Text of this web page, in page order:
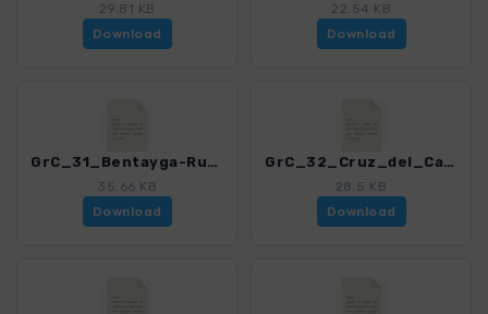
29.81 KB
Download
22.54 KB
Download
GrC_31_Bentayga-Runde_4459_12.gpx
35.66 KB
Download
GrC_32_Cruz_del_Carpio-Tejeda_4459_12.gpx
28.5 KB
Download